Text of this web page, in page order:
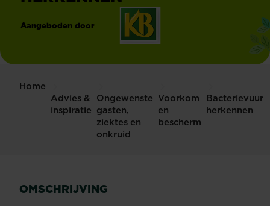
Aangeboden door
Home
Advies &
inspiratie
Ongewenste
gasten,
ziektes en
onkruid
Voorkom
en
bescherm
Bacterievuur
herkennen
OMSCHRIJVING